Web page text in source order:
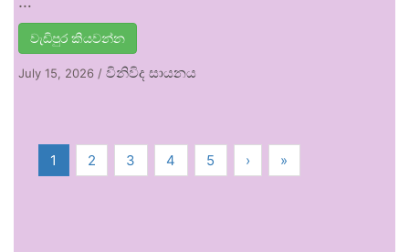
වැඩිපුර කියවන්න
July 15, 2026 / විනිවිද සායනය
1 2 3 4 5 › »